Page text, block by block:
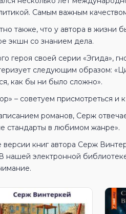
Самым важным
также, что у автора в жизни
экшн со знанием дела.
героя своей серии «Эгида»,
следующим образом:
как бы ни было сложно».
– советуем присмотреться и
романов, Серж
стандарты в любимом жанре».
версии книг автора Серж
нашей электронной